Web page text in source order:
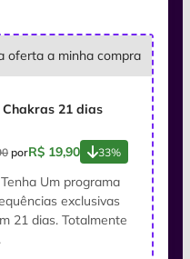
oferta a minha compra
21 dias
porR$ 19,90 33%
Um programa
exclusivas
21 dias. Totalmente